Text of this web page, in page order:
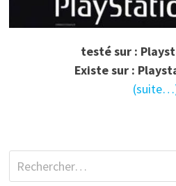
testé sur :
Existe sur :
Rechercher :